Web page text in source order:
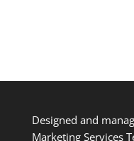
Designed and
Marketing Services